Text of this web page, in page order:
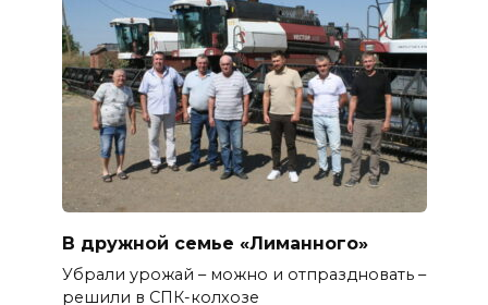
В дружной семье «Лиманного»
Убрали урожай – можно и отпраздновать –
решили в СПК-колхозе